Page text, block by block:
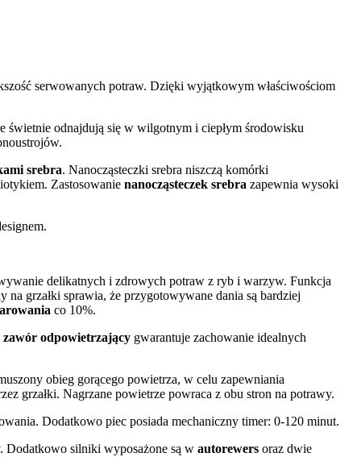
serwowanych potraw. Dzięki wyjątkowym właściwościom
świetnie odnajdują się w wilgotnym i ciepłym środowisku
srebra. Nanocząsteczki srebra niszczą komórki
Zastosowanie nanocząsteczek srebra zapewnia wysoki
delikatnych i zdrowych potraw z ryb i warzyw. Funkcja
na grzałki sprawia, że przygotowywane dania są bardziej
co 10%.
odpowietrzający gwarantuje zachowanie idealnych
obieg gorącego powietrza, w celu zapewniania
grzałki. Nagrzane powietrze powraca z obu stron na potrawy.
Dodatkowo piec posiada mechaniczny timer: 0-120 minut.
Dodatkowo silniki wyposażone są w autorewers oraz dwie